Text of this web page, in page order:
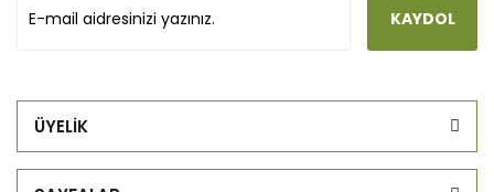
KAYDOL
ÜYELİK